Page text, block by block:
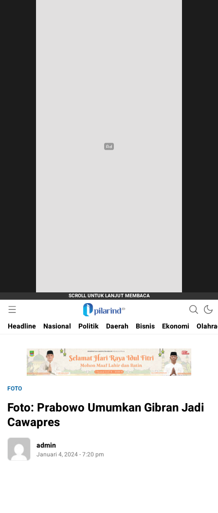
Pilarind.id
Dimana Arah Bangsa Bermula
Headline
Nasional Politik Daerah Bisnis Ekonomi
FOTO
Foto: Prabowo Umumkan Gibran Jadi
Cawapres
admin
Januari 4, 2024 - 7:20 pm